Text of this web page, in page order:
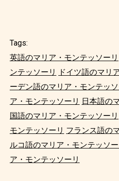
Tags:
英語のマリア・モンテッソーリ
ンテッソーリ
ドイツ語のマリ
ーデン語のマリア・モンテッソ
ア・モンテッソーリ 日本語の
国語のマリア・モンテッソーリ
モンテッソーリ フランス語の
ルコ語のマリア・モンテッソー
ア・モンテッソーリ